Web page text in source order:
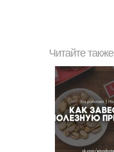
Читайте также